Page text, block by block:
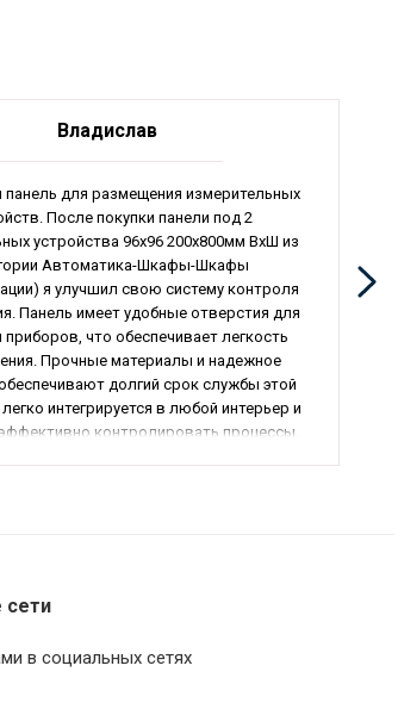
Владислав
панель для размещения измерительных
После покупки панели под 2
устройства 96x96 200x800мм ВхШ из
Автоматика-Шкафы-Шкафы
я улучшил свою систему контроля
Панель имеет удобные отверстия для
приборов, что обеспечивает легкость
Прочные материалы и надежное
долгий срок службы этой
интегрируется в любой интерьер и
контролировать процессы.
сети
в социальных сетях